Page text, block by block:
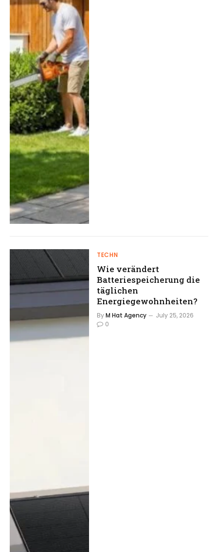
TECHN
Wie verändert
Batteriespeicherung die
täglichen
Energiegewohnheiten?
ByM Hat Agency
July 25, 2026
0